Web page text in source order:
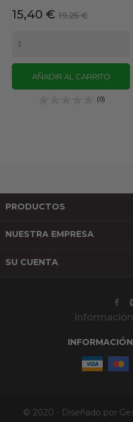
Precio
15,40 € Precio
19,25 €
AÑADIR AL CARRITO
(0)
PRODUCTOS
NUESTRA EMPRESA
SU CUENTA
© 2020 - Diseñado por